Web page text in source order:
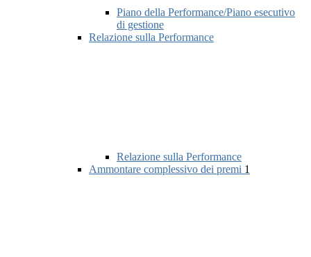
Piano della Performance/Piano esecutivo
di gestione
Relazione sulla Performance
Relazione sulla Performance
Ammontare complessivo dei premi 1